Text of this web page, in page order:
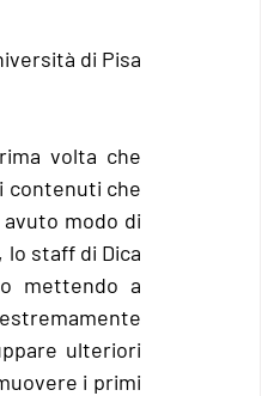
di Pisa
volta che
contenuti che
modo di
staff di Dica
mettendo a
ulteriori
i primi